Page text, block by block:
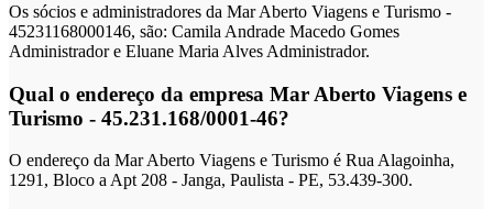
Os sócios e administradores da Mar Aberto Viagens e Turismo -
45231168000146, são: Camila Andrade Macedo Gomes
Administrador e Eluane Maria Alves Administrador.
Qual o endereço da empresa Mar Aberto Viagens e
Turismo - 45.231.168/0001-46?
O endereço da Mar Aberto Viagens e Turismo é Rua Alagoinha,
1291, Bloco a Apt 208 - Janga, Paulista - PE, 53.439-300.